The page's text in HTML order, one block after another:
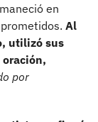
en
Al
utilizó sus
por